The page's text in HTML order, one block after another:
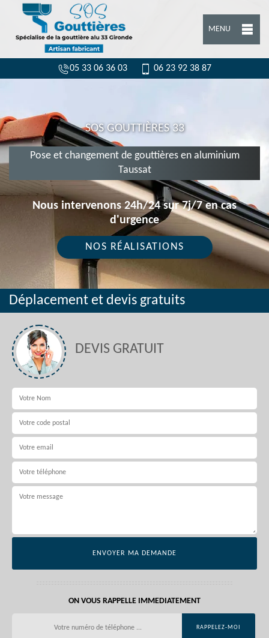
MENU
05 33 06 36 03 06 23 92 38 87
SOS GOUTTIÈRES 33
Pose et changement de gouttières en aluminium
Taussat
Nous intervenons 24h/24 sur 7j/7 en cas
d'urgence
NOS RÉALISATIONS
Déplacement et devis gratuits
DEVIS GRATUIT
ON VOUS RAPPELLE IMMEDIATEMENT